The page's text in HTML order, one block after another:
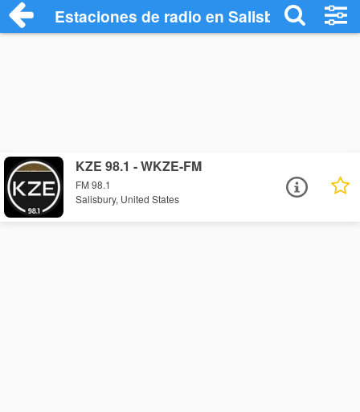
Estaciones de radio en Salisbury -
KZE 98.1 - WKZE-FM
FM 98.1
Salisbury, United States